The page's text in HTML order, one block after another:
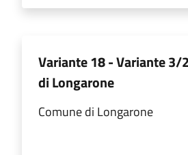
Variante 18 - Variante 3/
di Longarone
Comune di Longarone